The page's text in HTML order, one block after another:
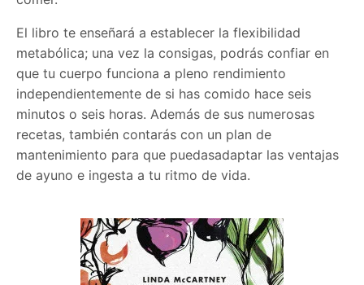
El libro te enseñará a establecer la flexibilidad
metabólica; una vez la consigas, podrás confiar en
que tu cuerpo funciona a pleno rendimiento
independientemente de si has comido hace seis
minutos o seis horas. Además de sus numerosas
recetas, también contarás con un plan de
mantenimiento para que puedasadaptar las ventajas
de ayuno e ingesta a tu ritmo de vida.